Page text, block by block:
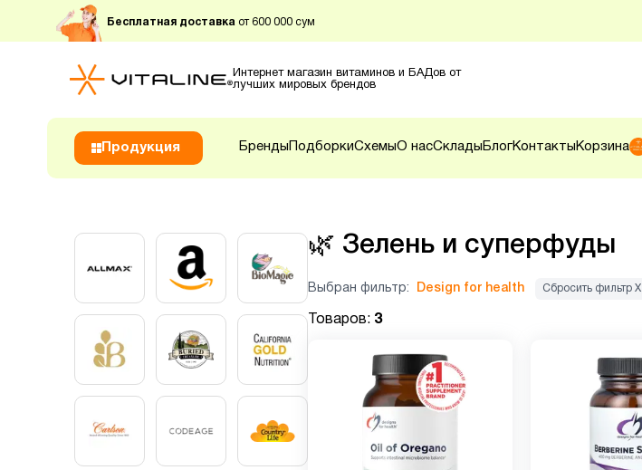
Бесплатная доставка от 600 000 сум
Интернет магазин витаминов и БАДов от
лучших мировых брендов
Продукция Бренды ПодборкиСхемыО насСклады БлогКонтакты Корзина
🌿 Зелень и суперфуды
Выбран фильтр: Design for health Сбросить фильтр Х
Товаров: 3